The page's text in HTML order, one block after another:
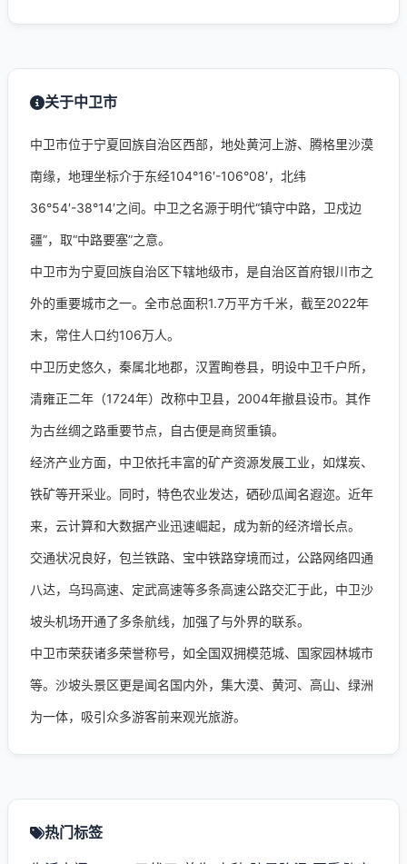
关于中卫市
中卫市位于宁夏回族自治区西部，地处黄河上游、腾格里沙漠
南缘，地理坐标介于东经104°16′-106°08′，北纬
36°54′-38°14′之间。中卫之名源于明代“镇守中路，卫戍边
疆”，取“中路要塞”之意。
中卫市为宁夏回族自治区下辖地级市，是自治区首府银川市之
外的重要城市之一。全市总面积1.7万平方千米，截至2022年
末，常住人口约106万人。
中卫历史悠久，秦属北地郡，汉置眴卷县，明设中卫千户所，
清雍正二年（1724年）改称中卫县，2004年撤县设市。其作
为古丝绸之路重要节点，自古便是商贸重镇。
经济产业方面，中卫依托丰富的矿产资源发展工业，如煤炭、
铁矿等开采业。同时，特色农业发达，硒砂瓜闻名遐迩。近年
来，云计算和大数据产业迅速崛起，成为新的经济增长点。
交通状况良好，包兰铁路、宝中铁路穿境而过，公路网络四通
八达，乌玛高速、定武高速等多条高速公路交汇于此，中卫沙
坡头机场开通了多条航线，加强了与外界的联系。
中卫市荣获诸多荣誉称号，如全国双拥模范城、国家园林城市
等。沙坡头景区更是闻名国内外，集大漠、黄河、高山、绿洲
为一体，吸引众多游客前来观光旅游。
热门标签